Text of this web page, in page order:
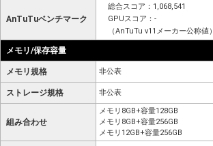
AnTuTuベンチマーク
総合スコア：1,068,541
GPUスコア：-
（AnTuTu v11メーカー公称値）
メモリ/保存容量
メモリ規格 非公表
ストレージ規格 非公表
組み合わせ
メモリ8GB+容量128GB
メモリ8GB+容量256GB
メモリ12GB+容量256GB